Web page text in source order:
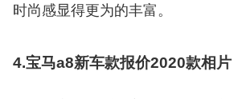
时尚感显得更为的丰富。
4.宝马a8新车款报价2020款相片